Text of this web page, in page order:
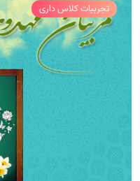
تجربیات کلاس داری